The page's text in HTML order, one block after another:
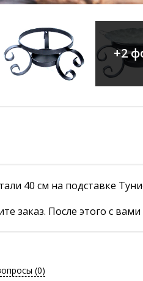
+2
40 см на подставке
заказ. После этого с
(0)